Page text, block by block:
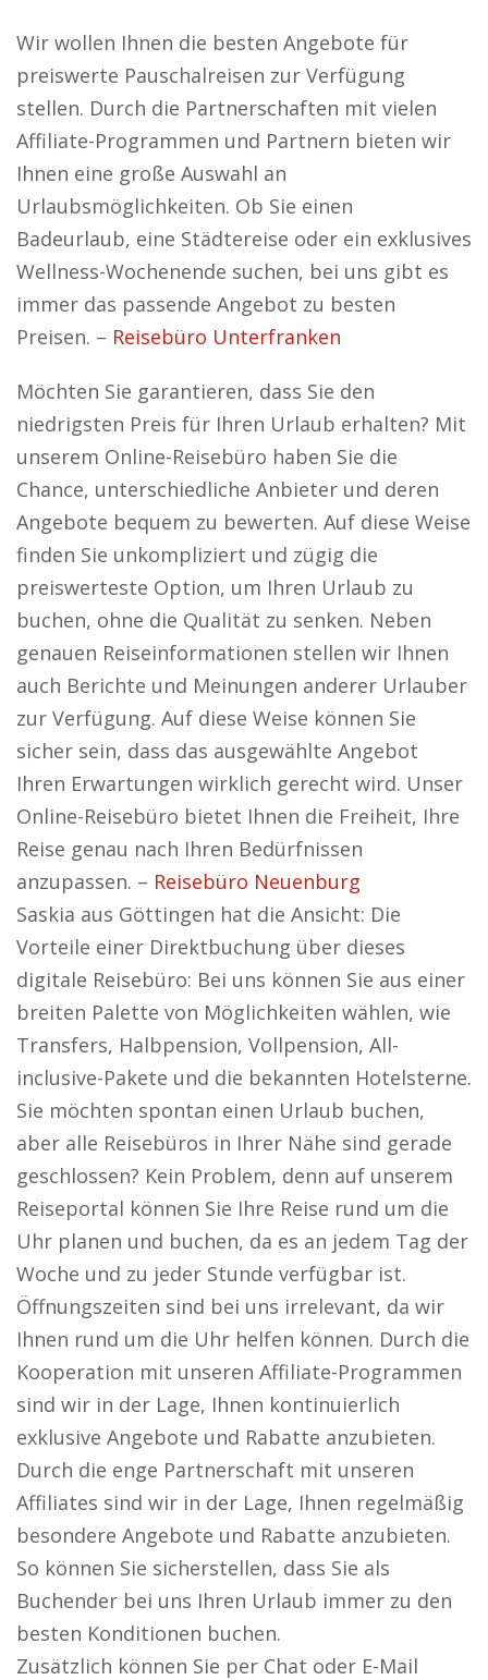
Wir wollen Ihnen die besten Angebote für
preiswerte Pauschalreisen zur Verfügung
stellen. Durch die Partnerschaften mit vielen
Affiliate-Programmen und Partnern bieten wir
Ihnen eine große Auswahl an
Urlaubsmöglichkeiten. Ob Sie einen
Badeurlaub, eine Städtereise oder ein exklusives
Wellness-Wochenende suchen, bei uns gibt es
immer das passende Angebot zu besten
Preisen. – Reisebüro Unterfranken
Möchten Sie garantieren, dass Sie den
niedrigsten Preis für Ihren Urlaub erhalten? Mit
unserem Online-Reisebüro haben Sie die
Chance, unterschiedliche Anbieter und deren
Angebote bequem zu bewerten. Auf diese Weise
finden Sie unkompliziert und zügig die
preiswerteste Option, um Ihren Urlaub zu
buchen, ohne die Qualität zu senken. Neben
genauen Reiseinformationen stellen wir Ihnen
auch Berichte und Meinungen anderer Urlauber
zur Verfügung. Auf diese Weise können Sie
sicher sein, dass das ausgewählte Angebot
Ihren Erwartungen wirklich gerecht wird. Unser
Online-Reisebüro bietet Ihnen die Freiheit, Ihre
Reise genau nach Ihren Bedürfnissen
anzupassen. – Reisebüro Neuenburg
Saskia aus Göttingen hat die Ansicht: Die
Vorteile einer Direktbuchung über dieses
digitale Reisebüro: Bei uns können Sie aus einer
breiten Palette von Möglichkeiten wählen, wie
Transfers, Halbpension, Vollpension, All-
inclusive-Pakete und die bekannten Hotelsterne.
Sie möchten spontan einen Urlaub buchen,
aber alle Reisebüros in Ihrer Nähe sind gerade
geschlossen? Kein Problem, denn auf unserem
Reiseportal können Sie Ihre Reise rund um die
Uhr planen und buchen, da es an jedem Tag der
Woche und zu jeder Stunde verfügbar ist.
Öffnungszeiten sind bei uns irrelevant, da wir
Ihnen rund um die Uhr helfen können. Durch die
Kooperation mit unseren Affiliate-Programmen
sind wir in der Lage, Ihnen kontinuierlich
exklusive Angebote und Rabatte anzubieten.
Durch die enge Partnerschaft mit unseren
Affiliates sind wir in der Lage, Ihnen regelmäßig
besondere Angebote und Rabatte anzubieten.
So können Sie sicherstellen, dass Sie als
Buchender bei uns Ihren Urlaub immer zu den
besten Konditionen buchen.
Zusätzlich können Sie per Chat oder E-Mail